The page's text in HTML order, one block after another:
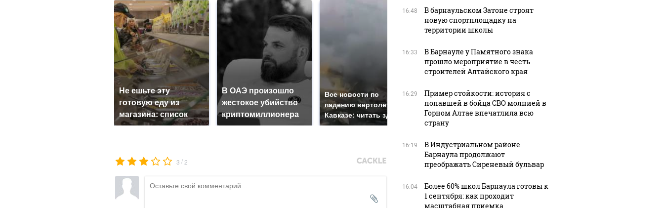
Не ешьте эту
готовую еду из
магазина: список
В ОАЭ произошло
жестокое убийство
криптомиллионера
Все новости по
падению вертолета на
Кавказе: читать здесь
Таких событий не
было с 1945: чего
ждать всем нам?
В магазинах России
ажиотаж из-за этого
продукта: что купить?
3 /2
16:48
В барнаульском Затоне строят
новую спортплощадку на
территории школы
16:33
В Барнауле у Памятного знака
прошло мероприятие в честь
строителей Алтайского края
16:29
Пример стойкости: история с
попавшей в бойца СВО молнией в
Горном Алтае впечатлила всю
страну
16:19
В Индустриальном районе
Барнаула продолжают
преображать Сиреневый бульвар
16:04
Более 60% школ Барнаула готовы к
1 сентября: как проходит
масштабная приемка